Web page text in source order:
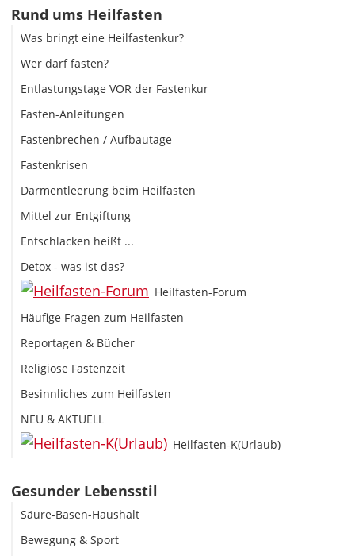
Rund ums Heilfasten
Was bringt eine Heilfastenkur?
Wer darf fasten?
Entlastungstage VOR der Fastenkur
Fasten-Anleitungen
Fastenbrechen / Aufbautage
Fastenkrisen
Darmentleerung beim Heilfasten
Mittel zur Entgiftung
Entschlacken heißt ...
Detox - was ist das?
Heilfasten-Forum
Häufige Fragen zum Heilfasten
Reportagen & Bücher
Religiöse Fastenzeit
Besinnliches zum Heilfasten
NEU & AKTUELL
Heilfasten-K(Urlaub)
Gesunder Lebensstil
Säure-Basen-Haushalt
Bewegung & Sport